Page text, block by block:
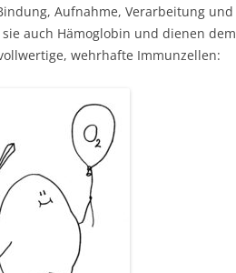
Aufnahme, Verarbeitung und
auch Hämoglobin und dienen dem
wehrhafte Immunzellen: